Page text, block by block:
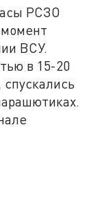
РСЗО
ВСУ.
в 15-20